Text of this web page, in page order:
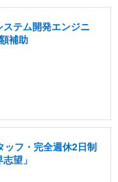
ステム開発エンジニ
補助
ッフ・完全週休2日制
望」